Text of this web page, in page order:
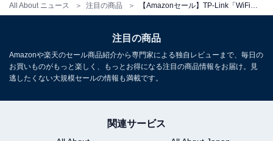
All About ニュース 注目の商品
Wi-Fi 5 11ac AC1200 866+300Mbps Wi-Fi中継機 コンパ
クト コンセント直指し【 iPhone16, ipad, Nintendo
Switch 】OneMesh MU-MIMO アクセスポイント 有線
LANポート かんたん設定 メーカー保証3年 RE330
注目の商品
Amazonや楽天のセール商品紹介から専門家による独自レビューまで、毎日の
お買いものがもっと楽しく、もっとお得になる注目の商品情報をお届け。見
逃したくない大規模セールの情報も満載です。
関連サービス